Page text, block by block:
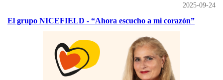
2025-09-24
El grupo NICEFIELD - “Ahora escucho a mi corazón”